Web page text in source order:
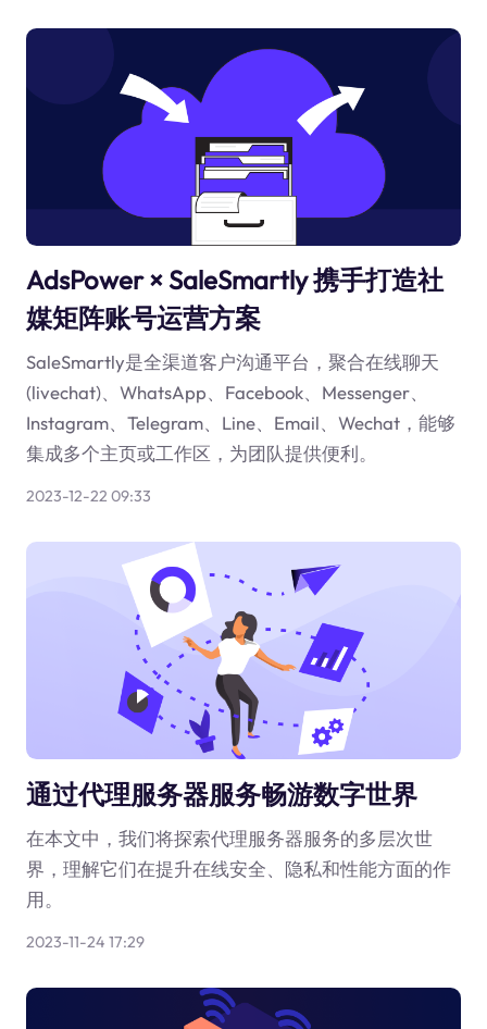
AdsPower × SaleSmartly 携手打造社
媒矩阵账号运营方案
SaleSmartly是全渠道客户沟通平台，聚合在线聊天
(livechat)、WhatsApp、Facebook、Messenger、
Instagram、Telegram、Line、Email、Wechat，能够
集成多个主页或工作区，为团队提供便利。
2023-12-22 09:33
通过代理服务器服务畅游数字世界
在本文中，我们将探索代理服务器服务的多层次世
界，理解它们在提升在线安全、隐私和性能方面的作
用。
2023-11-24 17:29